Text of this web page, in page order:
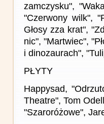
zamczysku",
"Czerwony wilk",
Głosy zza krat",
nic", "Martwiec",
i dinozaurach",
PŁYTY
Happysad,
Theatre", Tom
"Szaroróżowe",